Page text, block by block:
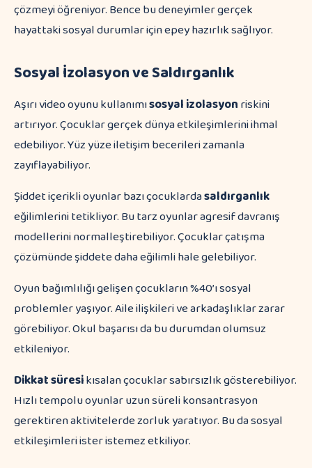
çözmeyi öğreniyor. Bence bu deneyimler gerçek
hayattaki sosyal durumlar için epey hazırlık sağlıyor.
Sosyal İzolasyon ve Saldırganlık
Aşırı video oyunu kullanımısosyal izolasyonriskini
artırıyor. Çocuklar gerçek dünya etkileşimlerini ihmal
edebiliyor. Yüz yüze iletişim becerileri zamanla
zayıflayabiliyor.
Şiddet içerikli oyunlar bazı çocuklardasaldırganlık
eğilimlerini tetikliyor. Bu tarz oyunlar agresif davranış
modellerini normalleştirebiliyor. Çocuklar çatışma
çözümünde şiddete daha eğilimli hale gelebiliyor.
Oyun bağımlılığı gelişen çocukların %40’ı sosyal
problemler yaşıyor. Aile ilişkileri ve arkadaşlıklar zarar
görebiliyor. Okul başarısı da bu durumdan olumsuz
etkileniyor.
Dikkat süresikısalan çocuklar sabırsızlık gösterebiliyor.
Hızlı tempolu oyunlar uzun süreli konsantrasyon
gerektiren aktivitelerde zorluk yaratıyor. Bu da sosyal
etkileşimleri ister istemez etkiliyor.